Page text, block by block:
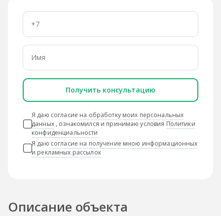
Получить консультацию
Я даю согласие на обработку моих персональных
данных, ознакомился и принимаю условия Политики
конфиденциальности
Я даю согласие на получение мною информационных
и рекламных рассылок
Описание объекта